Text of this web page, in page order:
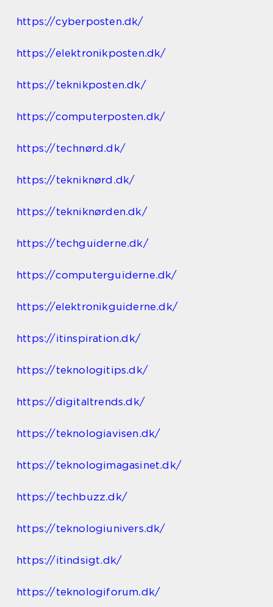
https://cyberposten.dk/
https://elektronikposten.dk/
https://teknikposten.dk/
https://computerposten.dk/
https://technørd.dk/
https://tekniknørd.dk/
https://tekniknørden.dk/
https://techguiderne.dk/
https://computerguiderne.dk/
https://elektronikguiderne.dk/
https://itinspiration.dk/
https://teknologitips.dk/
https://digitaltrends.dk/
https://teknologiavisen.dk/
https://teknologimagasinet.dk/
https://techbuzz.dk/
https://teknologiunivers.dk/
https://itindsigt.dk/
https://teknologiforum.dk/